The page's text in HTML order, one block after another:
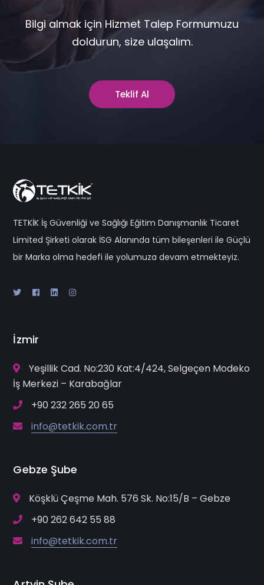
Bilgi almak için Hizmet Talep Formumuzu
doldurun, size ulaşalım.
Teklif Al
TETKİK İş Güvenliği ve Sağlığı Eğitim Danışmanlık Ticaret
Limited Şirketi olarak İSG Alanında tüm bileşenleri ile Güçlü
bir Marka olma hedefi ile yolumuza devam etmekteyiz.
İzmir
Yeşillik Cad. No:230 Kat:4/424, Selgeçen Modeko
İş Merkezi – Karabağlar
+90 232 265 20 65
info@tetkik.com.tr
Gebze Şube
Köşklü Çeşme Mah. 576 Sk. No:15/B – Gebze
+90 262 642 55 88
info@tetkik.com.tr